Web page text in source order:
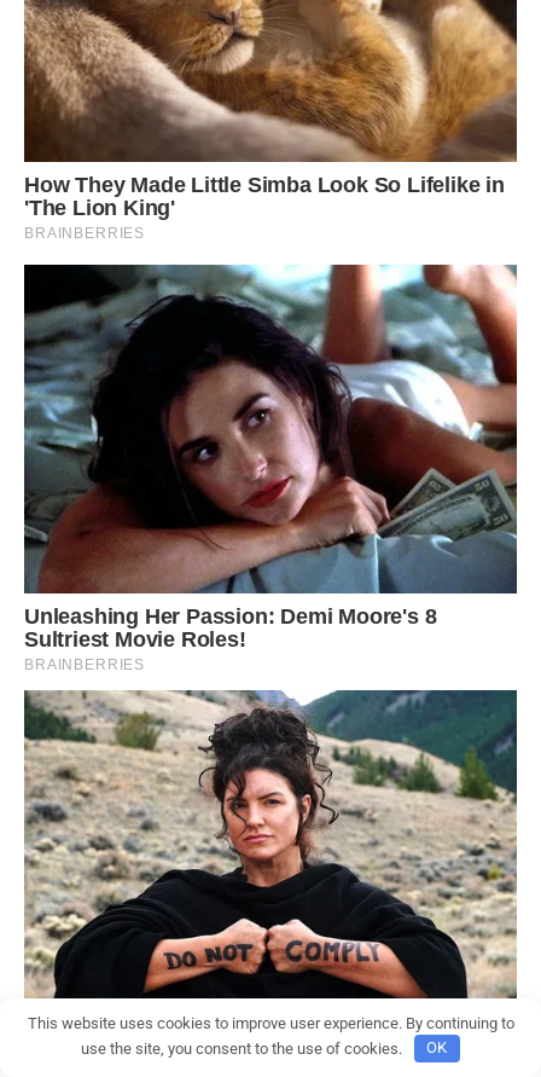
This website uses cookies to improve user experience. By continuing to
use the site, you consent to the use of cookies.
OK